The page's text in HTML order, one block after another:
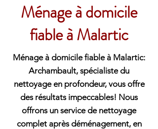
Ménage à domicile
fiable à Malartic
Ménage à domicile fiable à Malartic:
Archambault, spécialiste du
nettoyage en profondeur, vous offre
des résultats impeccables! Nous
offrons un service de nettoyage
complet après déménagement, en